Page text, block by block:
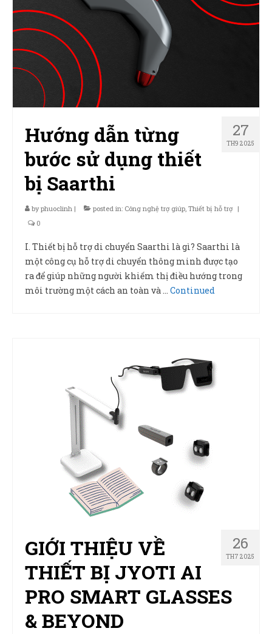
Sản Phẩm
Giúp đỡ
Liên hệ
27
TH9 2025
Hướng dẫn từng
bước sử dụng thiết
bị Saarthi
byphuoclinh | posted in: Công nghệ trợ giúp Thiết bị hỗ trợ |
0
I. Thiết bị hỗ trợ di chuyển Saarthi là gì? Saarthi là
một công cụ hỗ trợ di chuyển thông minh được tạo
ra để giúp những người khiếm thị điều hướng trong
môi trường một cách an toàn và … Continued
26
TH7 2025
GIỚI THIỆU VỀ
THIẾT BỊ JYOTI AI
PRO SMART GLASSES
& BEYOND